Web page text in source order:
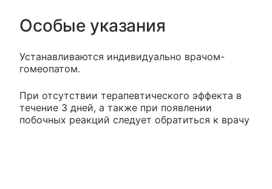
Особые указания
Устанавливаются индивидуально врачом-
гомеопатом.
При отсутствии терапевтического эффекта в
течение 3 дней, а также при появлении
побочных реакций следует обратиться к врачу